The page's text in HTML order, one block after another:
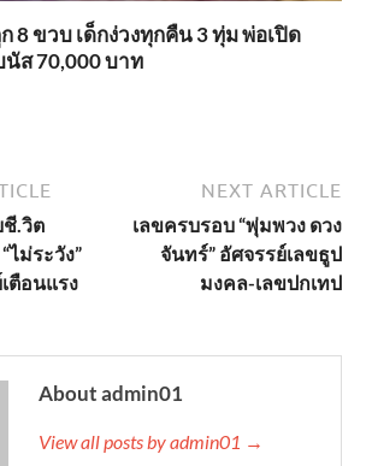
8 ขวบ เด็กง่วงทุกคืน 3 ทุ่ม พ่อเปิด
ส 70,000 บาท
ชี.วิต
ไม่ระวัง”
ตือนแรง
NEXT ARTICLE
เลขครบรอบ “พุ่มพวง ดวง
จันทร์” อัศจรรย์เลขธูป
มงคล-เลขปกเทป
About admin01
View all posts by admin01 →